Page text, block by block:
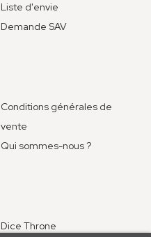
Liste d'envie
Demande SAV
Conditions générales de
vente
Qui sommes-nous ?
Dice Throne